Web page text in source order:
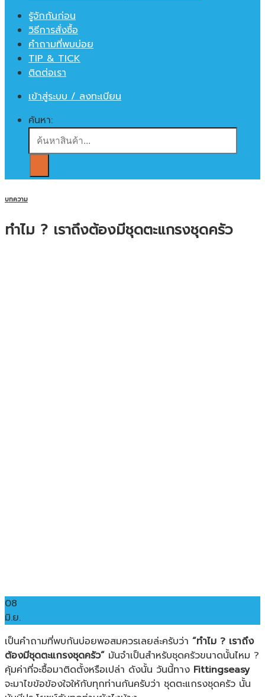
รู้จักกันก่อน
วิธีการสั่งซื้อ
คำถามที่พบบ่อย
TIP & TICK
ติดต่อเรา
เข้าสู่ระบบ / ลงทะเบียน
ค้นหา:
บทความ
ทำไม ? เราถึงต้องมีชุดตะแกรงชุดครัว
08
มิ.ย.
เป็นคำถามที่พบกันบ่อยพอสมควรเลยล่ะครับว่า “ทำไม ? เราถึง
ต้องมีชุดตะแกรงชุดครัว” มันจำเป็นสำหรับชุดครัวขนาดนั้นไหม ?
คุ้มค่าที่จะซื้อมาติดตั้งหรือเปล่า ดังนั้น วันนี้ทาง Fittingseasy
จะมาไขข้อข้องใจให้กับทุกท่านกันครับว่า ชุดตะแกรงชุดครัว นั้น